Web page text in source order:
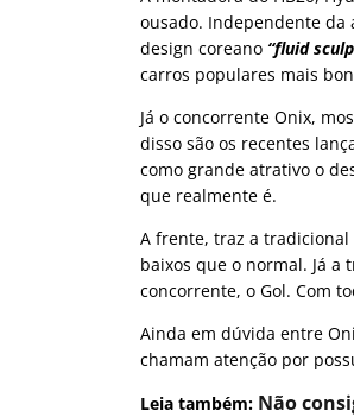
ousado. Independente da
design coreano “fluid
carros populares mais
Já o concorrente Onix,
disso são os recentes
como grande atrativo o
que realmente é.
A frente, traz a
baixos que o normal. Já a
concorrente, o Gol. Com
Ainda em dúvida entre
chamam atenção por
Leia também: Não